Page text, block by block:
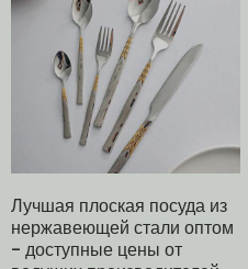
Лучшая плоская посуда из
нержавеющей стали оптом
- доступные цены от